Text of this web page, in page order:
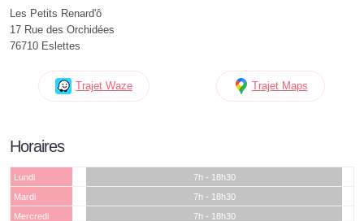
Les Petits Renard'ô
17 Rue des Orchidées
76710 Eslettes
Trajet Waze Trajet Maps
Horaires
Lundi
7h - 18h30
Mardi
7h - 18h30
Mercredi
7h - 18h30